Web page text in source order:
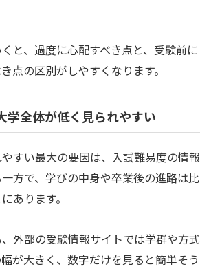
と、過度に心配すべき点と、受験前に
点の区別がしやすくなります。
学全体が低く見られやすい
すい最大の要因は、入試難易度の情報
方で、学びの中身や卒業後の進路は比
あります。
外部の受験情報サイトでは学群や方式
が大きく、数字だけを見ると簡単そう